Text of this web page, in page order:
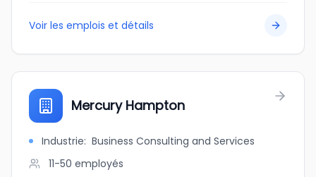
Voir les emplois et détails
Mercury Hampton
Industrie: Business Consulting and Services
11-50 employés